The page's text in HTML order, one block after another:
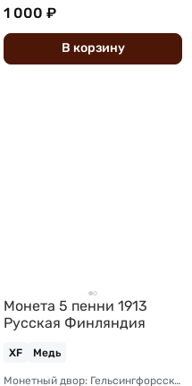
1 000 ₽
В корзину
Монета 5 пенни 1913
Русская Финляндия
XF Медь
Монетный двор: Гельсингфорсский монетный двор (Финляндия)